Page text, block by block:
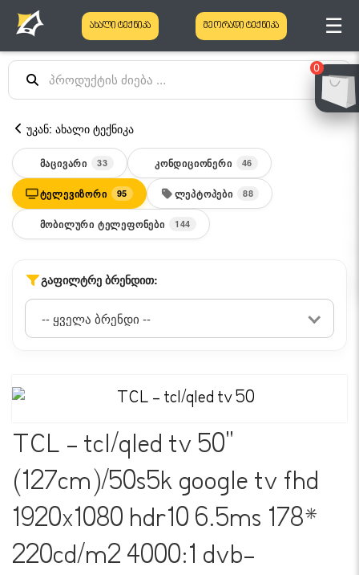
0
ახალი ტექნიკა მეორადი ტექნიკა ☰
უკან: ახალი ტექნიკა
ᲛᲐᲪᲘᲕᲐᲠᲘ 33 ᲙᲝᲜᲓᲘᲪᲘᲝᲜᲔᲠᲘ 46
ᲢᲔᲚᲔᲕᲘᲖᲝᲠᲘ 95 ᲚᲔᲞᲢᲝᲞᲔᲑᲘ 88
ᲛᲝᲑᲘᲚᲣᲠᲘ ᲢᲔᲚᲔᲤᲝᲜᲔᲑᲘ 144
ᲒᲐᲤᲘᲚᲢᲠᲔ ᲑᲠᲔᲜᲓᲘᲗ:
TCL - tcl/qled tv 50"
(127cm)/50s5k google tv fhd
1920x1080 hdr10 6.5ms 178*
220cd/m2 4000:1 dvb-